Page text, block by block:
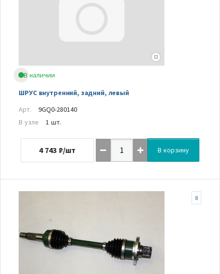
В наличии
ШРУС внутренний, задний, левый
Арт.
9GQ0-280140
В узле
1 шт.
4 743 ₽/шт В корзину
8